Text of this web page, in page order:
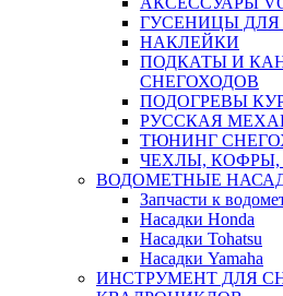
ГУСЕНИЦЫ ДЛЯ
НАКЛЕЙКИ
ПОДКАТЫ И
СНЕГОХОДОВ
ПОДОГРЕВЫ
РУССКАЯ
ТЮНИНГ
ЧЕХЛЫ,
ВОДОМЕТНЫЕ
Запчасти к
Насадки Honda
Насадки Tohatsu
Насадки Yamaha
ИНСТРУМЕНТ ДЛЯ